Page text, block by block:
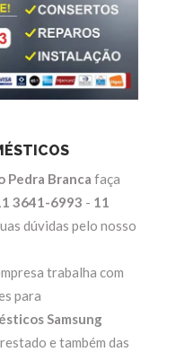
Pedra Branca faça
3641-6993 - 11
dúvidas pelo nosso
trabalha com
para
Samsung
e também das